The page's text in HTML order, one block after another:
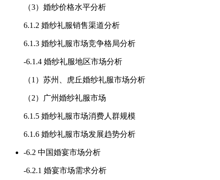
（3）婚纱价格水平分析
6.1.2 婚纱礼服销售渠道分析
6.1.3 婚纱礼服市场竞争格局分析
-6.1.4 婚纱礼服地区市场分析
（1）苏州、虎丘婚纱礼服市场分析
（2）广州婚纱礼服市场
6.1.5 婚纱礼服市场消费人群规模
6.1.6 婚纱礼服市场发展趋势分析
-6.2 中国婚宴市场分析
-6.2.1 婚宴市场需求分析